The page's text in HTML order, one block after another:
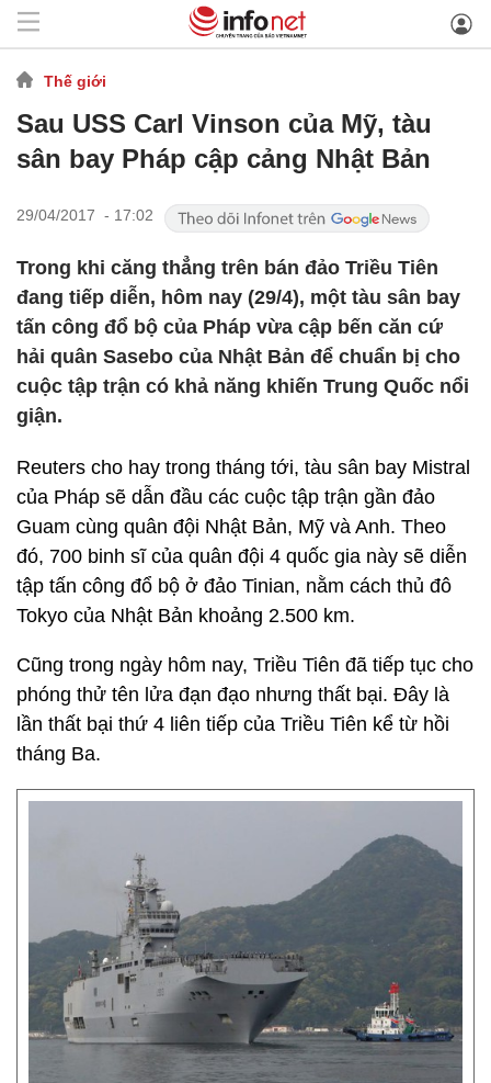
Thế giới
Sau USS Carl Vinson của Mỹ, tàu
sân bay Pháp cập cảng Nhật Bản
29/04/2017 - 17:02
Trong khi căng thẳng trên bán đảo Triều Tiên
đang tiếp diễn, hôm nay (29/4), một tàu sân bay
tấn công đổ bộ của Pháp vừa cập bến căn cứ
hải quân Sasebo của Nhật Bản để chuẩn bị cho
cuộc tập trận có khả năng khiến Trung Quốc nổi
giận.
Reuters cho hay trong tháng tới, tàu sân bay Mistral
của Pháp sẽ dẫn đầu các cuộc tập trận gần đảo
Guam cùng quân đội Nhật Bản, Mỹ và Anh. Theo
đó, 700 binh sĩ của quân đội 4 quốc gia này sẽ diễn
tập tấn công đổ bộ ở đảo Tinian, nằm cách thủ đô
Tokyo của Nhật Bản khoảng 2.500 km.
Cũng trong ngày hôm nay, Triều Tiên đã tiếp tục cho
phóng thử tên lửa đạn đạo nhưng thất bại. Đây là
lần thất bại thứ 4 liên tiếp của Triều Tiên kể từ hồi
tháng Ba.